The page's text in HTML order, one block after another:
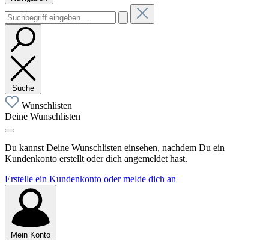
Suche
Wunschlisten
Deine Wunschlisten
Du kannst Deine Wunschlisten einsehen, nachdem Du ein
Kundenkonto erstellt oder dich angemeldet hast.
Erstelle ein Kundenkonto oder melde dich an
Mein Konto